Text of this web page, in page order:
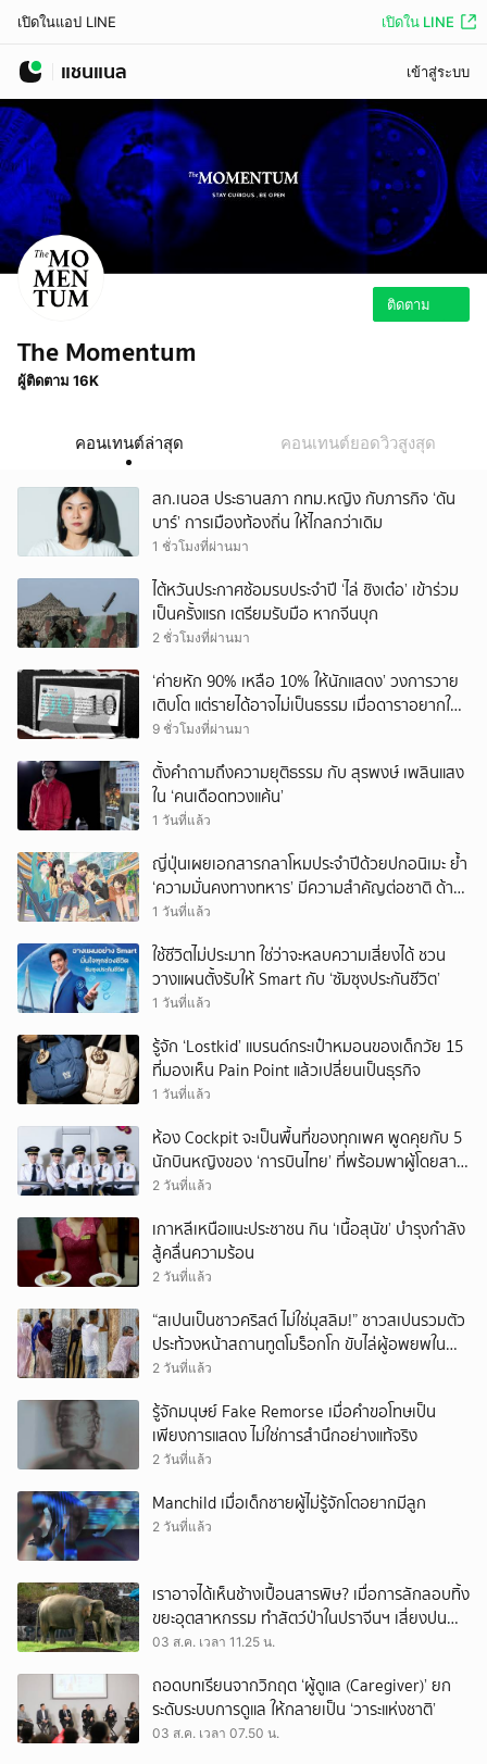
เปิดในแอป LINE เปิดใน LINE
แชนแนล เข้าสู่ระบบ
ติดตาม
The Momentum
ผู้ติดตาม 16K
คอนเทนต์ล่าสุด คอนเทนต์ยอดวิวสูงสุด
สก.เนอส ประธานสภา กทม.หญิง กับภารกิจ ‘ดัน
บาร์’ การเมืองท้องถิ่น ให้ไกลกว่าเดิม
1 ชั่วโมงที่ผ่านมา
ไต้หวันประกาศซ้อมรบประจำปี ‘ไล่ ชิงเต๋อ’ เข้าร่วม
เป็นครั้งแรก เตรียมรับมือ หากจีนบุก
2 ชั่วโมงที่ผ่านมา
‘ค่ายหัก 90% เหลือ 10% ให้นักแสดง’ วงการวาย
เติบโต แต่รายได้อาจไม่เป็นธรรม เมื่อดาราอยากให้มี
‘สัญญามาตรฐาน’
9 ชั่วโมงที่ผ่านมา
ตั้งคำถามถึงความยุติธรรม กับ สุรพงษ์ เพลินแสง
ใน ‘คนเดือดทวงแค้น’
1 วันที่แล้ว
ญี่ปุ่นเผยเอกสารกลาโหมประจำปีด้วยปกอนิเมะ ย้ำ
‘ความมั่นคงทางทหาร’ มีความสำคัญต่อชาติ ด้าน
จีนเตือน ขออย่าซ้ำรอยประวัติศาสตร์
1 วันที่แล้ว
ใช้ชีวิตไม่ประมาท ใช่ว่าจะหลบความเสี่ยงได้ ชวน
วางแผนตั้งรับให้ Smart กับ ‘ซัมซุงประกันชีวิต’
1 วันที่แล้ว
รู้จัก ‘Lostkid’ แบรนด์กระเป๋าหมอนของเด็กวัย 15
ที่มองเห็น Pain Point แล้วเปลี่ยนเป็นธุรกิจ
1 วันที่แล้ว
ห้อง Cockpit จะเป็นพื้นที่ของทุกเพศ พูดคุยกับ 5
นักบินหญิงของ ‘การบินไทย’ ที่พร้อมพาผู้โดยสาร
บินไปทั่วโลก
2 วันที่แล้ว
เกาหลีเหนือแนะประชาชน กิน ‘เนื้อสุนัข’ บำรุงกำลัง
สู้คลื่นความร้อน
2 วันที่แล้ว
“สเปนเป็นชาวคริสต์ ไม่ใช่มุสลิม!” ชาวสเปนรวมตัว
ประท้วงหน้าสถานทูตโมร็อกโก ขับไล่ผู้อพยพใน
เมืองเซวตาออกนอกประเทศ
2 วันที่แล้ว
รู้จักมนุษย์ Fake Remorse เมื่อคำขอโทษเป็น
เพียงการแสดง ไม่ใช่การสำนึกอย่างแท้จริง
2 วันที่แล้ว
Manchild เมื่อเด็กชายผู้ไม่รู้จักโตอยากมีลูก
2 วันที่แล้ว
เราอาจได้เห็นช้างเปื้อนสารพิษ? เมื่อการลักลอบทิ้ง
ขยะอุตสาหกรรม ทำสัตว์ป่าในปราจีนฯ เสี่ยงปน
เปื้อน
03 ส.ค. เวลา 11.25 น.
ถอดบทเรียนจากวิกฤต ‘ผู้ดูแล (Caregiver)’ ยก
ระดับระบบการดูแล ให้กลายเป็น ‘วาระแห่งชาติ’
03 ส.ค. เวลา 07.50 น.